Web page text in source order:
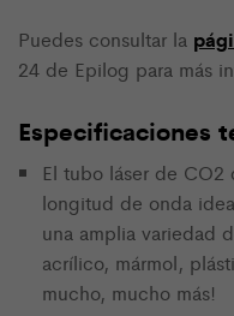
Puedes consultar la
24 de Epilog para más
Especificaciones
El tubo láser de
longitud de onda
una amplia variedad
acrílico, mármol,
mucho, mucho más!